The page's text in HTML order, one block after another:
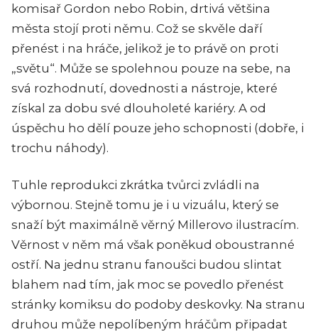
komisař Gordon nebo Robin, drtivá většina
města stojí proti němu. Což se skvěle daří
přenést i na hráče, jelikož je to právě on proti
„světu“. Může se spolehnou pouze na sebe, na
svá rozhodnutí, dovednosti a nástroje, které
získal za dobu své dlouholeté kariéry. A od
úspěchu ho dělí pouze jeho schopnosti (dobře, i
trochu náhody).
Tuhle reprodukci zkrátka tvůrci zvládli na
výbornou. Stejně tomu je i u vizuálu, který se
snaží být maximálně věrný Millerovo ilustracím.
Věrnost v něm má však poněkud oboustranné
ostří. Na jednu stranu fanoušci budou slintat
blahem nad tím, jak moc se povedlo přenést
stránky komiksu do podoby deskovky. Na stranu
druhou může nepolíbeným hráčům připadat